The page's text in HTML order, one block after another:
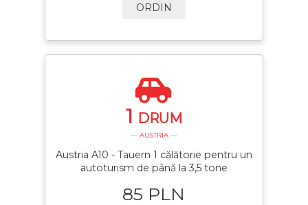
ORDIN
1 DRUM
— AUSTRIA —
Austria A10 - Tauern 1 călătorie pentru un
autoturism de până la 3,5 tone
85 PLN